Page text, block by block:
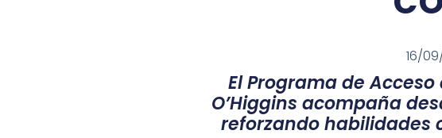
16/
El Programa de
O’Higgins acompaña
reforzando habilidades